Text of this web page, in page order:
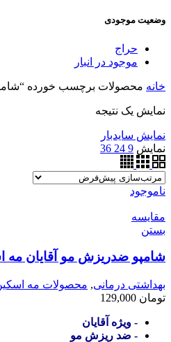
وضعیت موجودی
حراج
موجود در انبار
خانه محصولات برچسب خورده
نمایش یک نتیجه
نمایش سایدبار
نمایش 9
24
36
ناموجود
مقایسه
بستن
شامپو ضدریزش مو آقایان مه
بهداشتی درمانی, محصولات مه
تومان
- ویژه آقایان
- ضد ریزش مو